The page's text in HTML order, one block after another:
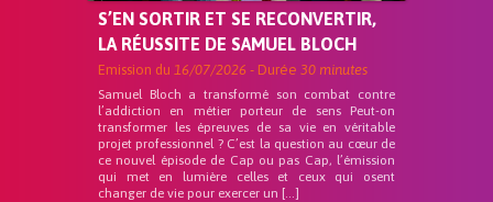
S’EN SORTIR ET SE RECONVERTIR,
LA RÉUSSITE DE SAMUEL BLOCH
Emission du 16/07/2026 - Durée 30 minutes
Samuel Bloch a transformé son combat contre
l’addiction en métier porteur de sens Peut-on
transformer les épreuves de sa vie en véritable
projet professionnel ? C’est la question au cœur de
ce nouvel épisode de Cap ou pas Cap, l’émission
qui met en lumière celles et ceux qui osent
changer de vie pour exercer un […]